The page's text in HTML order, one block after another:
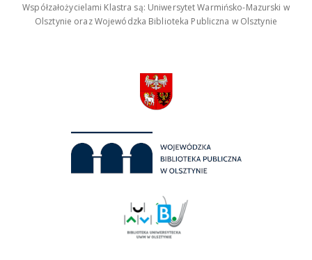
Współzałożycielami Klastra są: Uniwersytet Warmińsko-Mazurski w
Olsztynie oraz Wojewódzka Biblioteka Publiczna w Olsztynie